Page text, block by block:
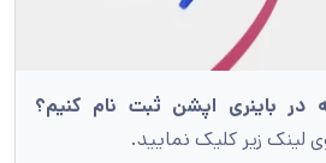
در باینری اپشن ثبت نام کنیم؟
لینک زیر کلیک نمایید.